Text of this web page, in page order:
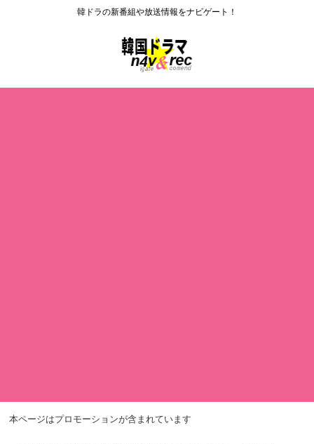
韓ドラの新番組や放送情報をナビゲート！
本ページはプロモーションが含まれています